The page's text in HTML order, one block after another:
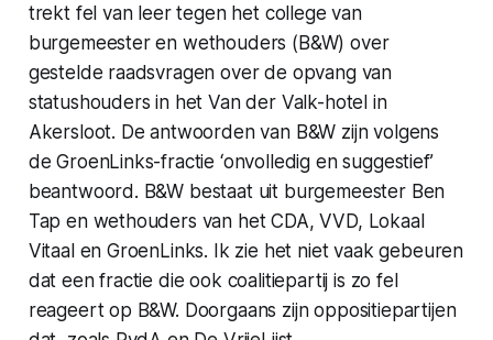
trekt fel van leer tegen het college van
burgemeester en wethouders (B&W) over
gestelde raadsvragen over de opvang van
statushouders in het Van der Valk-hotel in
Akersloot. De antwoorden van B&W zijn volgens
de GroenLinks-fractie ‘onvolledig en suggestief’
beantwoord. B&W bestaat uit burgemeester Ben
Tap en wethouders van het CDA, VVD, Lokaal
Vitaal en GroenLinks. Ik zie het niet vaak gebeuren
dat een fractie die ook coalitiepartij is zo fel
reageert op B&W. Doorgaans zijn oppositiepartijen